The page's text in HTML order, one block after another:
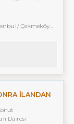
Türkiye İstanbul / Çekmeköy/
İLANDAN
Dairesi